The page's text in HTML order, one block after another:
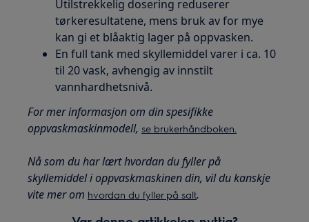
Utilstrekkelig dosering reduserer
tørkeresultatene, mens bruk av for mye
kan gi et blåaktig lager på oppvasken.
En full tank med skyllemiddel varer i ca. 10
til 20 vask, avhengig av innstilt
vannhardhetsnivå.
For mer informasjon om din spesifikke
oppvaskmaskinmodell,se brukerhåndboken.
Nå som du har lært hvordan du fyller på
skyllemiddel i oppvaskmaskinen din, vil du kanskje
vite mer om hvordan du fyller på salt.